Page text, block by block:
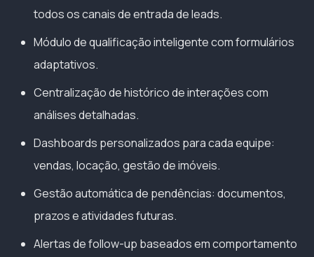
todos os canais de entrada de leads.
Módulo de qualificação inteligente com formulários
adaptativos.
Centralização de histórico de interações com
análises detalhadas.
Dashboards personalizados para cada equipe:
vendas, locação, gestão de imóveis.
Gestão automática de pendências: documentos,
prazos e atividades futuras.
Alertas de follow-up baseados em comportamento